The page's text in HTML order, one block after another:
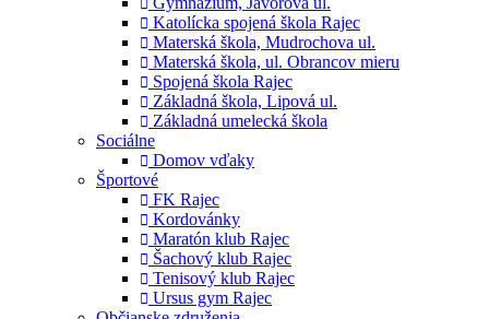
Katolícka spojená škola Rajec
Materská škola, Mudrochova ul.
Materská škola, ul. Obrancov mieru
Spojená škola Rajec
Základná škola, Lipová ul.
Základná umelecká škola
Sociálne
Domov vďaky
Športové
FK Rajec
Kordovánky
Maratón klub Rajec
Šachový klub Rajec
Tenisový klub Rajec
Ursus gym Rajec